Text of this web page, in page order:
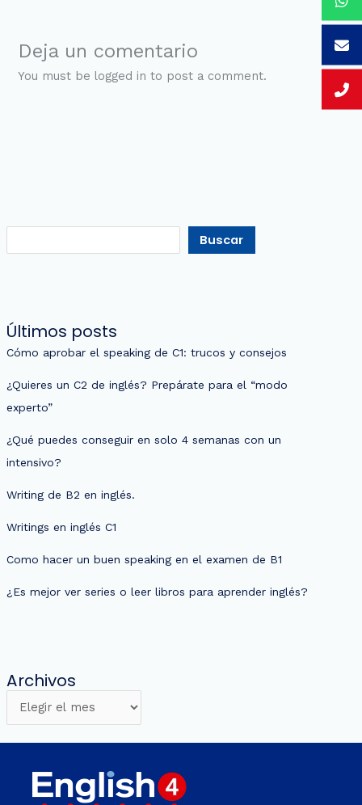
Deja un comentario
You must be logged in to post a comment.
Buscar
Últimos posts
Cómo aprobar el speaking de C1: trucos y consejos
¿Quieres un C2 de inglés? Prepárate para el “modo
experto”
¿Qué puedes conseguir en solo 4 semanas con un
intensivo?
Writing de B2 en inglés.
Writings en inglés C1
Como hacer un buen speaking en el examen de B1
¿Es mejor ver series o leer libros para aprender inglés?
Archivos